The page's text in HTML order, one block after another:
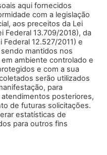
aqui fornecidos
com a legislação
aos preceitos da Lei
Federal 13.709/2018), da
12.527/2011) e
mantidos nos
ambiente controlado e
e com a sua
serão utilizados
para
posteriores,
de futuras solicitações.
estatísticas de
para outros fins